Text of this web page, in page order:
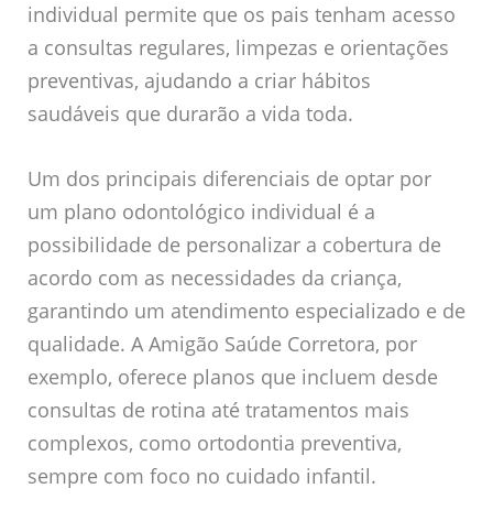
individual permite que os pais tenham acesso
a consultas regulares, limpezas e orientações
preventivas, ajudando a criar hábitos
saudáveis que durarão a vida toda.
Um dos principais diferenciais de optar por
um plano odontológico individual é a
possibilidade de personalizar a cobertura de
acordo com as necessidades da criança,
garantindo um atendimento especializado e de
qualidade. A Amigão Saúde Corretora, por
exemplo, oferece planos que incluem desde
consultas de rotina até tratamentos mais
complexos, como ortodontia preventiva,
sempre com foco no cuidado infantil.